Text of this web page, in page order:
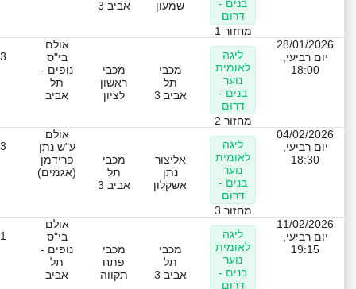
בנים -
דרום
מחזור 1
שמעון אביב 3
28/01/2026
יום רביעי,
18:00
ליגה
לאומית
נוער
בנים -
דרום
מחזור 2
מכבי
תל
אביב 3
מכבי
ראשון
לציון
אולם
בי"ס
נופים -
תל
אביב
04/02/2026
יום רביעי,
18:30
ליגה
לאומית
נוער
בנים -
דרום
מחזור 3
אליצור
נתן
אשקלון
מכבי
תל
אביב 3
אולם
ע"ש נתן
פרידמן
(אגמים)
11/02/2026
יום רביעי,
19:15
ליגה
לאומית
נוער
בנים -
דרום
מכבי
תל
אביב 3
מכבי
פתח
תקווה
אולם
בי"ס
נופים -
תל
אביב